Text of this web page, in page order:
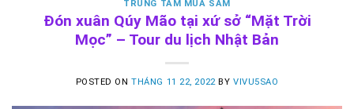
TRUNG TÂM MUA SẮM
Đón xuân Qúy Mão tại xứ sở “Mặt Trời
Mọc” – Tour du lịch Nhật Bản
POSTED ONTHÁNG 11 22, 2022BY VIVU5SAO